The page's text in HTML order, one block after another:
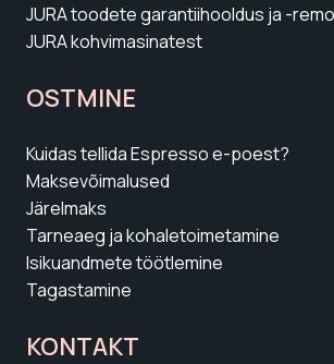
JURA toodete garantiihooldus ja -
JURA kohvimasinatest
OSTMINE
Kuidas tellida Espresso e-poest?
Maksevõimalused
Järelmaks
Tarneaeg ja kohaletoimetamine
Isikuandmete töötlemine
Tagastamine
KONTAKT